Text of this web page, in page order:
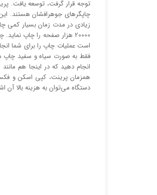
توجه قرار گرفت، توسعه یافت.
چاپگر‌های جوهرافشان هستند.
زیادی در مدت زمان بسیار کمی
20000 هزار صفحه را چاپ
است عملیات چاپ را برای شما
فقط به صورت سیاه و سفید چاپ
انجام دهید که در اینجا هم
همزمان پرینت، کپی اسکن و
دستگاه می‌توان به هزینه بالا آن